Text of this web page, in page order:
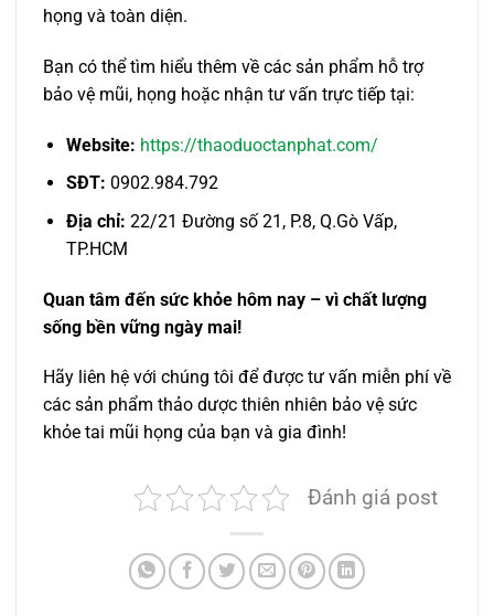
họng và toàn diện.
Bạn có thể tìm hiểu thêm về các sản phẩm hỗ trợ
bảo vệ mũi, họng hoặc nhận tư vấn trực tiếp tại:
Website: https://thaoduoctanphat.com/
SĐT: 0902.984.792
Địa chỉ: 22/21 Đường số 21, P.8, Q.Gò Vấp,
TP.HCM
Quan tâm đến sức khỏe hôm nay – vì chất lượng
sống bền vững ngày mai!
Hãy liên hệ với chúng tôi để được tư vấn miễn phí về
các sản phẩm thảo dược thiên nhiên bảo vệ sức
khỏe tai mũi họng của bạn và gia đình!
Đánh giá post